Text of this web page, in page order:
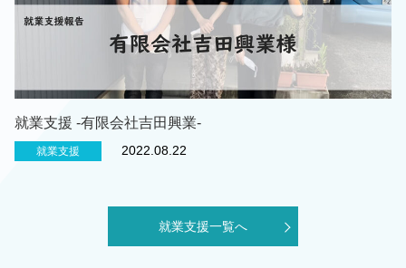
就業支援 -有限会社吉田興業-
就業支援 2022.08.22
就業支援一覧へ